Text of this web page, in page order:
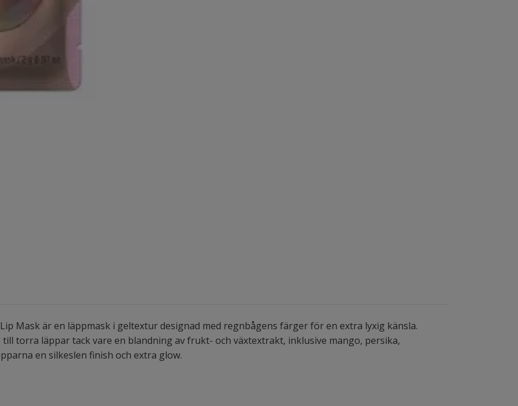
Lip Mask är en läppmask i geltextur designad med regnbågens färger för en extra lyxig känsla.
torra läppar tack vare en blandning av frukt- och växtextrakt, inklusive mango, persika,
en silkeslen finish och extra glow.